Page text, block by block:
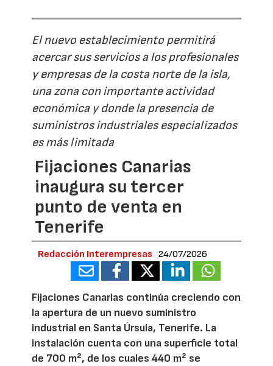
El nuevo establecimiento permitirá
acercar sus servicios a los profesionales
y empresas de la costa norte de la isla,
una zona con importante actividad
económica y donde la presencia de
suministros industriales especializados
es más limitada
Fijaciones Canarias
inaugura su tercer
punto de venta en
Tenerife
Redacción Interempresas 24/07/2026
Fijaciones Canarias continúa creciendo con
la apertura de un nuevo suministro
industrial en Santa Úrsula, Tenerife. La
instalación cuenta con una superficie total
de 700 m², de los cuales 440 m² se